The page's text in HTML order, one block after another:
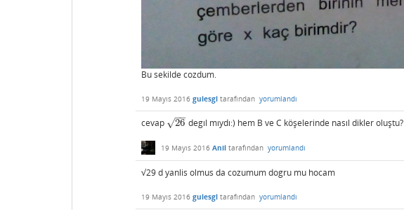
Bu sekilde cozdum.
19 Mayıs 2016 gulesgl tarafından yorumlandı
cevap 26
−−
√
26 degıl mıydı:) hem B ve C köşelerinde nasıl dikler oluştu?
19 Mayıs 2016 Anil tarafından yorumlandı
√29 d yanlis olmus da cozumum dogru mu hocam
19 Mayıs 2016 gulesgl tarafından yorumlandı